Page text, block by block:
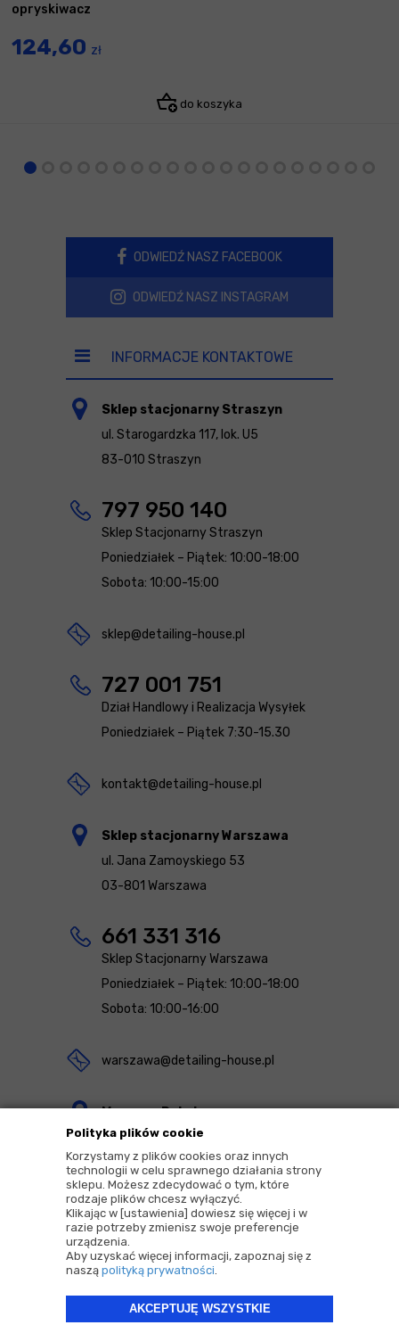
Polityka plików cookie
Korzystamy z plików cookies oraz innych
technologii w celu sprawnego działania strony
sklepu. Możesz zdecydować o tym, które
rodzaje plików chcesz wyłączyć.
Klikając w [ustawienia] dowiesz się więcej i w
razie potrzeby zmienisz swoje preferencje
urządzenia.
Aby uzyskać więcej informacji, zapoznaj się z
naszą polityką prywatności.
AKCEPTUJĘ WSZYSTKIE
opryskiwacz
124,60 zł
do koszyka
ODWIEDŹ NASZ FACEBOOK
ODWIEDŹ NASZ INSTAGRAM
INFORMACJE KONTAKTOWE
Sklep stacjonarny Straszyn
ul. Starogardzka 117, lok. U5
83-010 Straszyn
797 950 140
Sklep Stacjonarny Straszyn
Poniedziałek – Piątek: 10:00-18:00
Sobota: 10:00-15:00
sklep@detailing-house.pl
727 001 751
Dział Handlowy i Realizacja Wysyłek
Poniedziałek – Piątek 7:30-15.30
kontakt@detailing-house.pl
Sklep stacjonarny Warszawa
ul. Jana Zamoyskiego 53
03-801 Warszawa
661 331 316
Sklep Stacjonarny Warszawa
Poniedziałek – Piątek: 10:00-18:00
Sobota: 10:00-16:00
warszawa@detailing-house.pl
Magazyn Rekcin
Nomos Sp. z o.o. sp.k.
ul. Agrestowa 1
83-010 Rekcin
2026 © Copyrights by |Detailing House